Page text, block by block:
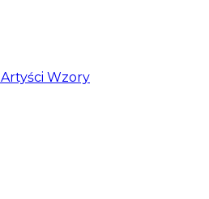
Artyści Wzory